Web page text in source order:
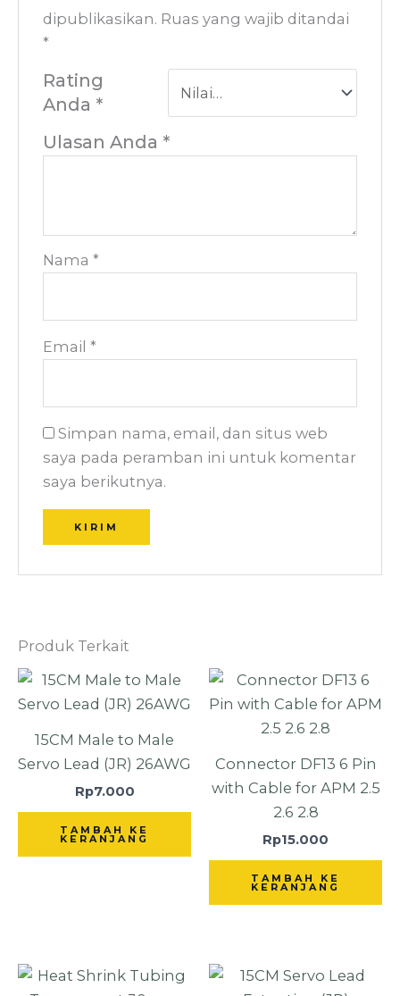
dipublikasikan. Ruas yang wajib ditandai
*
Rating
Anda *
Ulasan Anda *
Nama*
Email*
Simpan nama, email, dan situs web
saya pada peramban ini untuk komentar
saya berikutnya.
Produk Terkait
15CM Male to Male
Servo Lead (JR) 26AWG
Rp7.000
TAMBAH KE
KERANJANG
Connector DF13 6 Pin
with Cable for APM 2.5
2.6 2.8
Rp15.000
TAMBAH KE
KERANJANG